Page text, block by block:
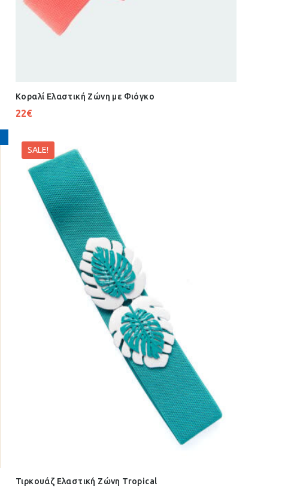
Κοραλί Ελαστική Ζώνη με Φιόγκo
22€
SALE!
Τιρκουάζ Ελαστική Ζώνη Tropical